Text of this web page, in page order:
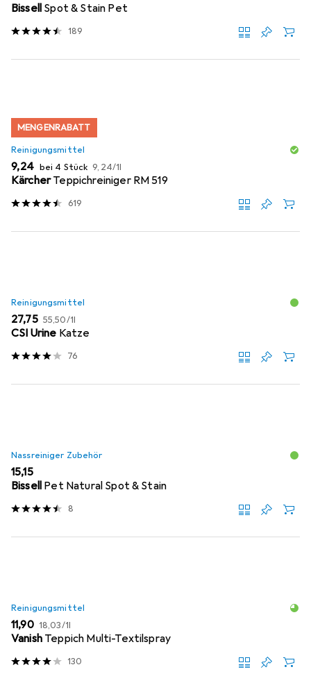
Bissell Spot & Stain Pet
189
MENGENRABATT
Reinigungsmittel
EUR
9,24 bei 4 Stück EUR
9,24/1l
KärcherTeppichreiniger RM 519
619
Reinigungsmittel
EUR
27,75 EUR
55,50/1l
CSI Urine Katze
76
Nassreiniger Zubehör
EUR
15,15
Bissell Pet Natural Spot & Stain
8
Reinigungsmittel
EUR
11,90 EUR
18,03/1l
Vanish Teppich Multi-Textilspray
130